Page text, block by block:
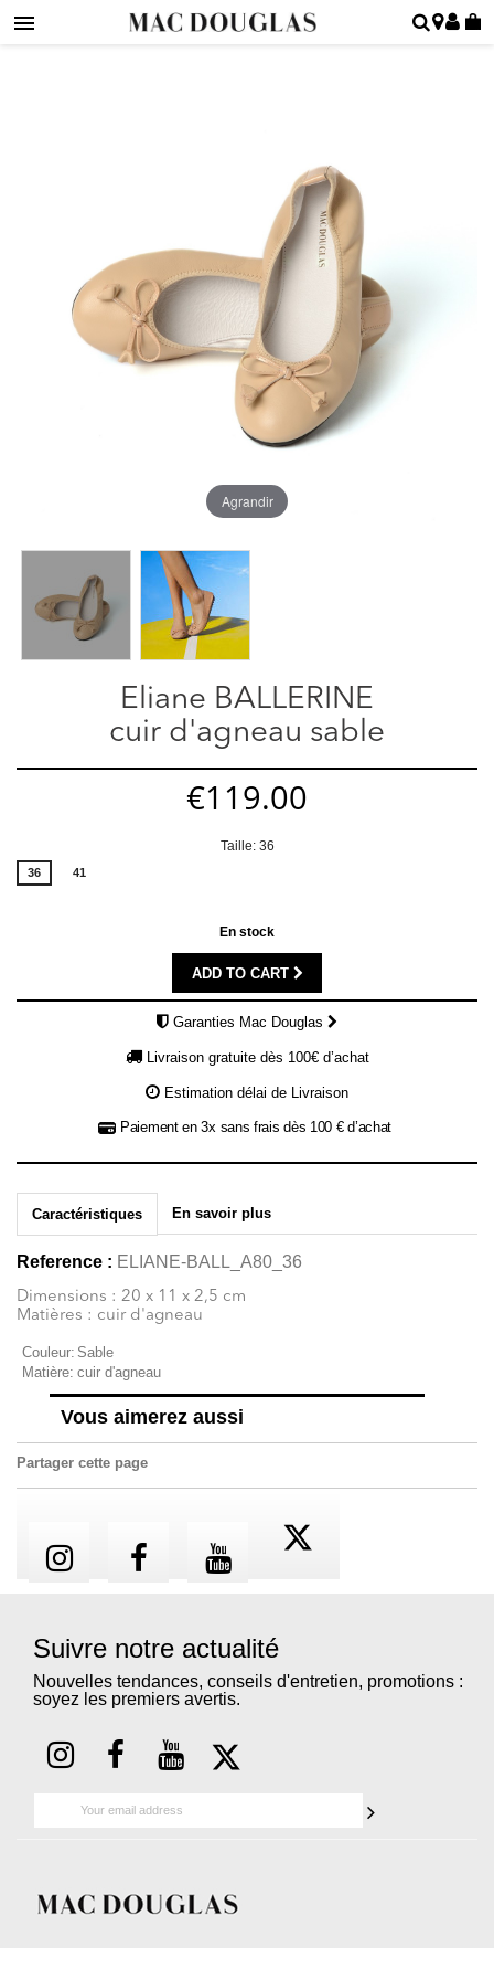
Agrandir
Eliane BALLERINE
cuir d'agneau sable
€119.00
Taille: 36
36 41
En stock
ADD TO CART
Garanties Mac Douglas
Livraison gratuite dès 100€ d’achat
Estimation délai de Livraison
Paiement en 3x sans frais dès 100 € d’achat
Caractéristiques En savoir plus
Reference : ELIANE-BALL_A80_36
Dimensions : 20 x 11 x 2,5 cm
Matières : cuir d'agneau
Couleur: Sable
Matière: cuir d'agneau
Vous aimerez aussi
Partager cette page
Suivre notre actualité
Nouvelles tendances, conseils d'entretien, promotions :
soyez les premiers avertis.